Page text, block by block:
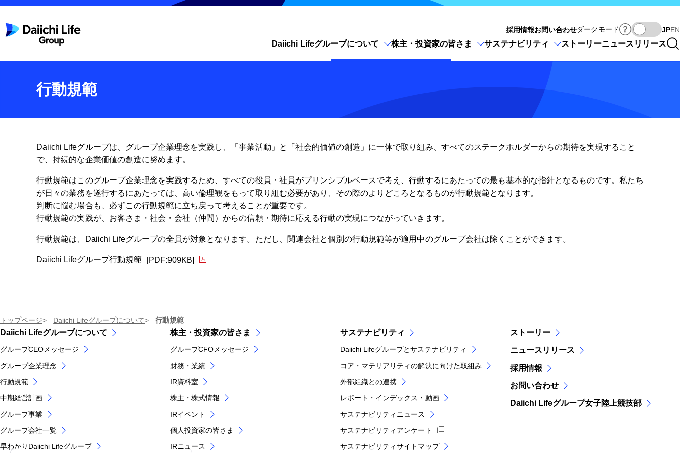
採用情報お問い合わせダークモード JPEN
Daiichi Lifeグループについて 株主・投資家の皆さま サステナビリティ ストーリーニュースリリース
サイト内検索を開く
行動規範
Daiichi Lifeグループは、グループ企業理念を実践し、「事業活動」と「社会的価値の創造」に一体で取り組み、すべてのステークホルダーからの期待を実現すること
で、持続的な企業価値の創造に努めます。
行動規範はこのグループ企業理念を実践するため、すべての役員・社員がプリンシプルベースで考え、行動するにあたっての最も基本的な指針となるものです。私たち
が日々の業務を遂行するにあたっては、高い倫理観をもって取り組む必要があり、その際のよりどころとなるものが行動規範となります。
判断に悩む場合も、必ずこの行動規範に立ち戻って考えることが重要です。
行動規範の実践が、お客さま・社会・会社（仲間）からの信頼・期待に応える行動の実現につながっていきます。
行動規範は、Daiichi Lifeグループの全員が対象となります。ただし、関連会社と個別の行動規範等が適用中のグループ会社は除くことができます。
Daiichi Lifeグループ行動規範 [PDF:909KB]PDFファイルが新規ウィンドウで開きます
トップページ Daiichi Lifeグループについて 行動規範
Daiichi Lifeグループについて
グループCEOメッセージ
グループ企業理念
行動規範
中期経営計画
グループ事業
グループ会社一覧
早わかりDaiichi Lifeグループ
株主・投資家の皆さま
グループCFOメッセージ
財務・業績
IR資料室
株主・株式情報
IRイベント
個人投資家の皆さま
IRニュース
サステナビリティ
Daiichi Lifeグループとサステナビリティ
コア・マテリアリティの解決に向けた取組み
外部組織との連携
レポート・インデックス・動画
サステナビリティニュース
サステナビリティアンケート
サステナビリティサイトマップ
ストーリー
ニュースリリース
採用情報
お問い合わせ
Daiichi Lifeグループ女子陸上競技部